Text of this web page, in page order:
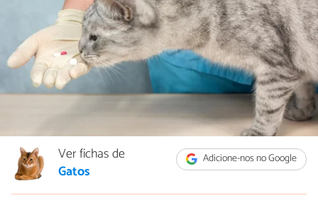
Adicione-nos no Google
Ver fichas de
Gatos